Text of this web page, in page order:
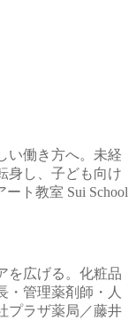
い働き方へ。未経
身し、子ども向け
ト教室 Sui School
を広げる。化粧品
・管理薬剤師・人
プラザ薬局／藤井